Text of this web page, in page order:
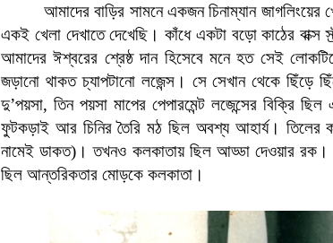
আমাদের বাড়ির সামনে একজন চিনাম্যান
একই খেলা দেখাতে দেখেছি। কাঁধে একটা বড়ো কাঠের
আমাদের ঈশ্বরের শ্রেষ্ঠ দান হিসেবে মনে হত সেই
জড়ানো থাকত চ্যাপটানো লজেন্স। সে সেখান থেকে ছিঁড়ে
দু’পয়সা, তিন পয়সা মাপের পেপারমেন্ট লজেন্সের বিক্রি
ফুটকড়াই আর চিনির তৈরি মঠ ছিল অবশ্য আহার্য। তিলের
নামেই ডাকত)। তখনও কলকাতায় ছিল আড্ডা দেওয়ার রক।
ছিল আন্তরিকতার মোড়কে কলকাতা।